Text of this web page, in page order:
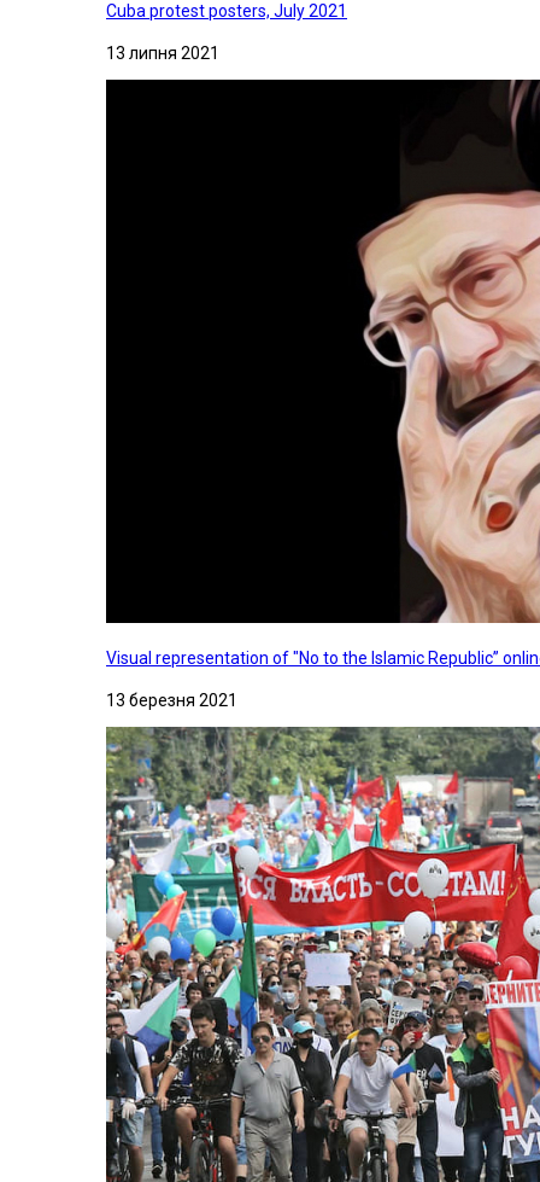
Cuba protest posters, July 2021
13 липня 2021
Visual representation of "No to the Islamic Republic”
13 березня 2021